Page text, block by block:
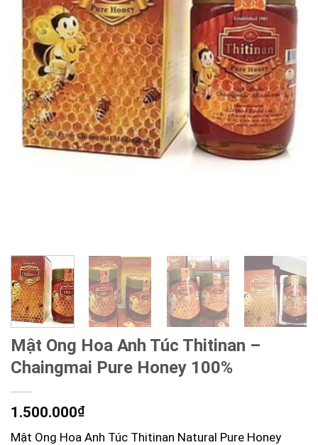
Mật Ong Hoa Anh Túc Thitinan –
Chaingmai Pure Honey 100%
1.500.000₫
Mật Ong Hoa Anh Túc Thitinan Natural Pure Honey